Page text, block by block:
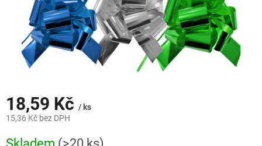
18,59 Kč / ks
15,36 Kč bez DPH